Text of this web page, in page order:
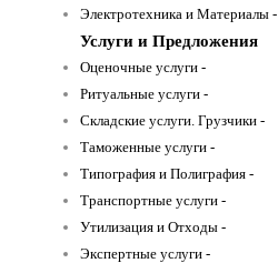
Электротехника и Материалы -
Услуги и Предложения
Оценочные услуги -
Ритуальные услуги -
Складские услуги. Грузчики -
Таможенные услуги -
Типография и Полиграфия -
Транспортные услуги -
Утилизация и Отходы -
Экспертные услуги -